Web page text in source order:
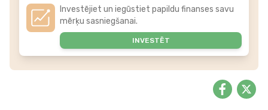
Investējiet un iegūstiet papildu finanses savu
mērķu sasniegšanai.
INVESTĒT